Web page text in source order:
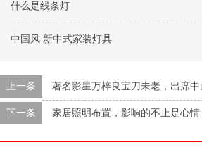
什么是线条灯
中国风 新中式家装灯具
上一条 著名影星万梓良宝刀未老，出
下一条 家居照明布置，影响的不止是心情